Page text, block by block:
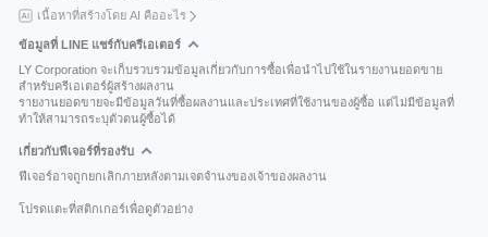
เนื้อหาที่สร้างโดย AI คืออะไร
ข้อมูลที่ LINE แชร์กับครีเอเตอร์
LY Corporation จะเก็บรวบรวมข้อมูลเกี่ยวกับการซื้อเพื่อนำไปใช้ในรายงานยอดขาย
สำหรับครีเอเตอร์ผู้สร้างผลงาน
รายงานยอดขายจะมีข้อมูลวันที่ซื้อผลงานและประเทศที่ใช้งานของผู้ซื้อ แต่ไม่มีข้อมูลที่
ทำให้สามารถระบุตัวตนผู้ซื้อได้
เกี่ยวกับฟีเจอร์ที่รองรับ
ฟีเจอร์อาจถูกยกเลิกภายหลังตามเจตจำนงของเจ้าของผลงาน
โปรดแตะที่สติกเกอร์เพื่อดูตัวอย่าง